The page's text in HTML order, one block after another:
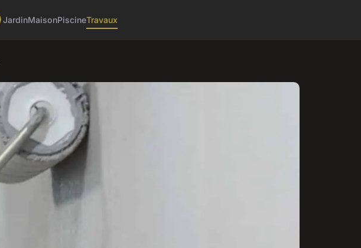
JardinMaisonPiscineTravaux